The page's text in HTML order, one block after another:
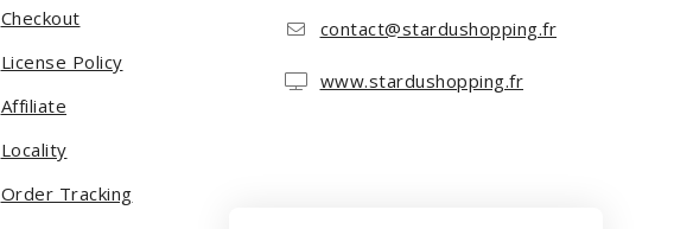
Checkout
License Policy
Affiliate
Locality
Order Tracking
contact@stardushopping.fr
www.stardushopping.fr